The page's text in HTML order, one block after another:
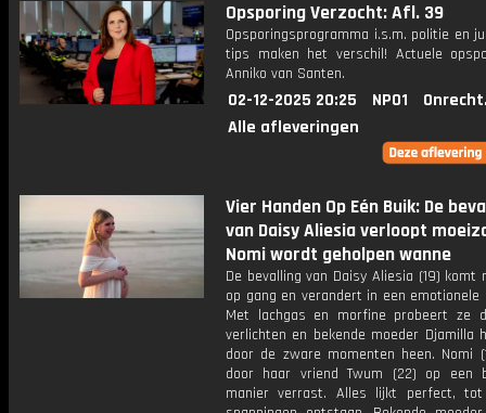
Opsporing Verzocht: Afl. 39
Opsporingsprogramma i.s.m. politie en
tips maken het verschil! Actuele
Anniko van Santen.
02-12-2025 20:25 NPO1
Alle afleveringen
Vier Handen Op Eén Buik: De
van Daisy Aliesia verloopt
Nomi wordt geholpen wanne
De bevalling van Daisy Aliesia (19) komt
op gang en verandert in een emotionele
Met lachgas en morfine probeert ze
verlichten en bekende moeder Djamilla
door de zware momenten heen. Nomi
door haar vriend Twum (22) op een
manier verrast. Alles lijkt perfect,